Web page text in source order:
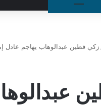
زكي فطين عبدالوهاب يهاجم عادل